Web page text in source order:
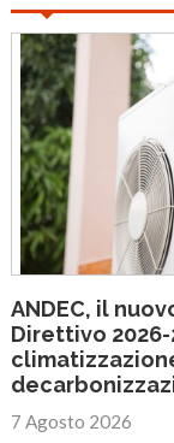
ANDEC, il
Direttivo
7 Agosto 2026